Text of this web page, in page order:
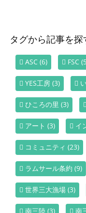
タグから記事を探
ASC (6) FSC
YES工房 (3)
ひころの里 (3)
アート (3) イ
コミュニティ (23)
ラムサール条約 (9)
世界三大漁場 (3)
南三陸 (3) 南